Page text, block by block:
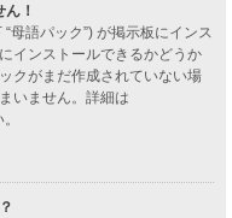
！
母語パック”) が掲示板にインス
インストールできるかどうか
クがまだ作成されていない場
いません。詳細は